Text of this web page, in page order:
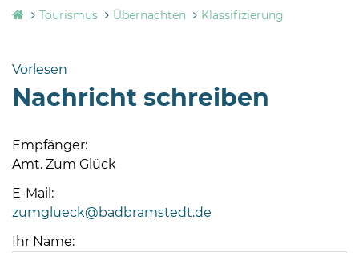
Tourismusbüro
Bramstedt
Bleeck 15-
Bramstedt
http://www.bad-
bramstedt.de
language
Tourismus Übernachten Klassifizierung
Vorlesen
Nachricht schreiben
Empfänger:
Amt. Zum Glück
E-Mail:
zumglueck@badbramstedt.de
Ihr Name: